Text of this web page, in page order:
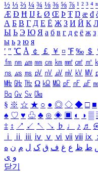
½ ⅓ ⅔ ¼ ¾ ⅛ ⅜ ⅝ ⅞ ¹ ² ³ ⁴ ⁿ
Æ Ð Ħ Ĳ Ł Ø Œ Þ Ŧ Ŋ æ đ
А Б В Г Д Е Ё Ж З И Й К
Ы Ь Э Ю Я а б в г д е ё ж з
ы ь э ю я
′ ″ ℃ Å ￠ ￡ ￥ ¤ ℉ ‰ ＄
㎙ ㎚ ㎛ ㎜ ㎝ ㎞ ㎟ ㎠ ㎡
㎱ ㎲ ㎳ ㎴ ㎵ ㎶ ㎷ ㎸ ㎹
㎒ ㎓ ㎔ Ω ㏀ ㏁ ㎊ ㎋ ㎌
㏃ ㏉ ㏜ ㏆
§ ※ ☆ ★ ○ ● ◎ ◇ ◆ □ ■
♠ ♡ ♥ ♧ ♣ ⊙ ◈ ▣ ◐ ◑ ▒
‡ ↕ ↗ ↙ ↖ ↘ ♭ ♩ ♪ ♬
ⅰ
ⅱ ⅲ ⅳ ⅴ ⅵ ⅶ ⅷ ⅸ
ط ظ ع غ ف ق ک ل م ن ه
و ی
닫기